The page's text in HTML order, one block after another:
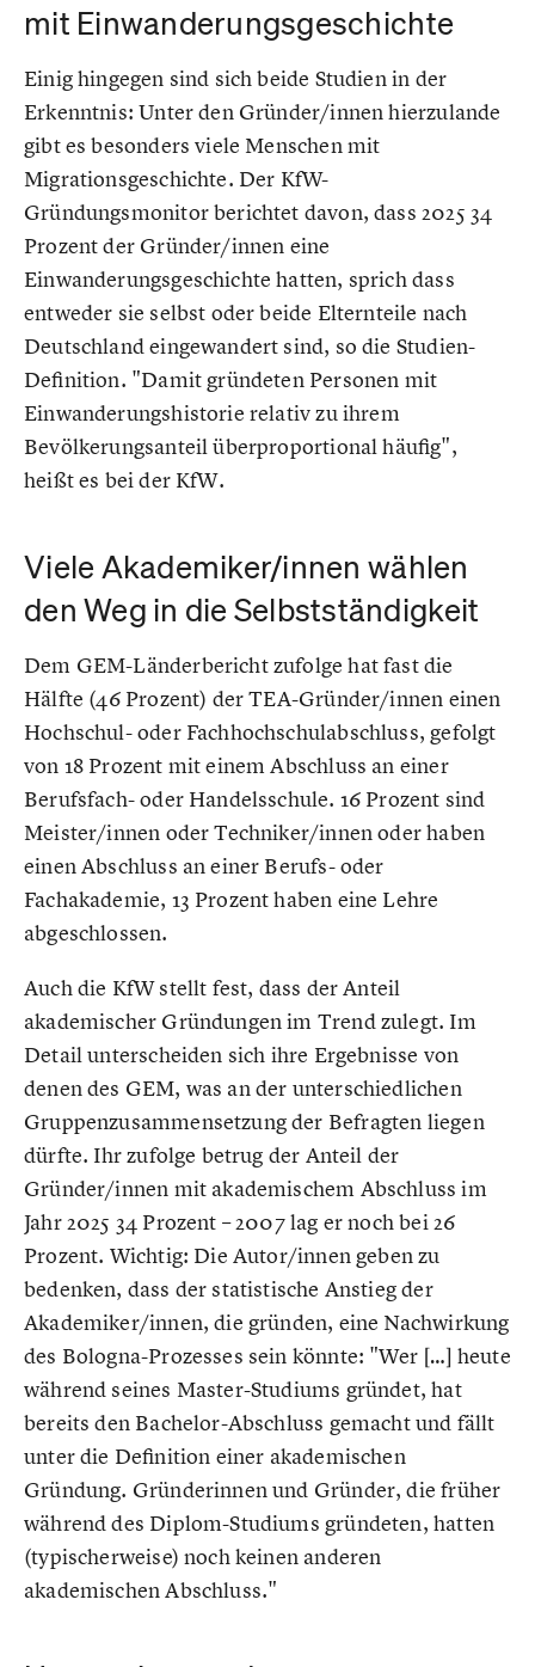
mit Einwanderungsgeschichte
Einig hingegen sind sich beide Studien in der
Erkenntnis: Unter den Gründer/innen hierzulande
gibt es besonders viele Menschen mit
Migrationsgeschichte. Der KfW-
Gründungsmonitor berichtet davon, dass 2025 34
Prozent der Gründer/innen eine
Einwanderungsgeschichte hatten, sprich dass
entweder sie selbst oder beide Elternteile nach
Deutschland eingewandert sind, so die Studien-
Definition. "Damit gründeten Personen mit
Einwanderungshistorie relativ zu ihrem
Bevölkerungsanteil überproportional häufig",
heißt es bei der KfW.
Viele Akademiker/innen wählen
den Weg in die Selbstständigkeit
Dem GEM-Länderbericht zufolge hat fast die
Hälfte (46 Prozent) der TEA-Gründer/innen einen
Hochschul- oder Fachhochschulabschluss, gefolgt
von 18 Prozent mit einem Abschluss an einer
Berufsfach- oder Handelsschule. 16 Prozent sind
Meister/innen oder Techniker/innen oder haben
einen Abschluss an einer Berufs- oder
Fachakademie, 13 Prozent haben eine Lehre
abgeschlossen.
Auch die KfW stellt fest, dass der Anteil
akademischer Gründungen im Trend zulegt. Im
Detail unterscheiden sich ihre Ergebnisse von
denen des GEM, was an der unterschiedlichen
Gruppenzusammensetzung der Befragten liegen
dürfte. Ihr zufolge betrug der Anteil der
Gründer/innen mit akademischem Abschluss im
Jahr 2025 34 Prozent – 2007 lag er noch bei 26
Prozent. Wichtig: Die Autor/innen geben zu
bedenken, dass der statistische Anstieg der
Akademiker/innen, die gründen, eine Nachwirkung
des Bologna-Prozesses sein könnte: "Wer […] heute
während seines Master-Studiums gründet, hat
bereits den Bachelor-Abschluss gemacht und fällt
unter die Definition einer akademischen
Gründung. Gründerinnen und Gründer, die früher
während des Diplom-Studiums gründeten, hatten
(typischerweise) noch keinen anderen
akademischen Abschluss."